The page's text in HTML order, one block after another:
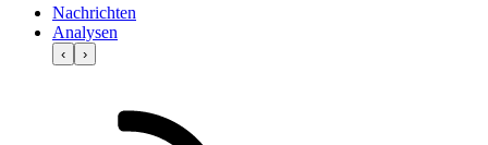
Nachrichten
Analysen
‹ ›